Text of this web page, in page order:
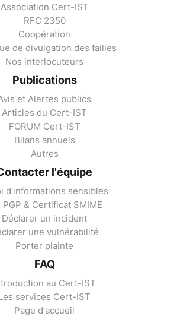
Association Cert-IST
RFC 2350
Coopération
de divulgation des failles
Nos interlocuteurs
Publications
et Alertes publics
Articles du Cert-IST
FORUM Cert-IST
Bilans annuels
Autres
l'équipe
d'informations sensibles
PGP & Certificat SMIME
Déclarer un incident
une vulnérabilité
Porter plainte
FAQ
au Cert-IST
services Cert-IST
Page d'accueil